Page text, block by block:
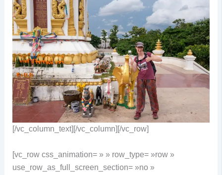
[/vc_column_text][/vc_column][/vc_row]
[vc_row css_animation= » » row_type= »row »
use_row_as_full_screen_section= »no »